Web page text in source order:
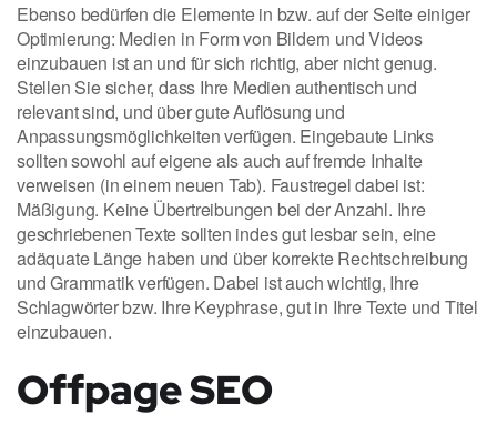
Ebenso bedürfen die Elemente in bzw. auf der Seite einiger
Optimierung: Medien in Form von Bildern und Videos
einzubauen ist an und für sich richtig, aber nicht genug.
Stellen Sie sicher, dass Ihre Medien authentisch und
relevant sind, und über gute Auflösung und
Anpassungsmöglichkeiten verfügen. Eingebaute Links
sollten sowohl auf eigene als auch auf fremde Inhalte
verweisen (in einem neuen Tab). Faustregel dabei ist:
Mäßigung. Keine Übertreibungen bei der Anzahl. Ihre
geschriebenen Texte sollten indes gut lesbar sein, eine
adäquate Länge haben und über korrekte Rechtschreibung
und Grammatik verfügen. Dabei ist auch wichtig, Ihre
Schlagwörter bzw. Ihre Keyphrase, gut in Ihre Texte und Titel
einzubauen.
Offpage SEO